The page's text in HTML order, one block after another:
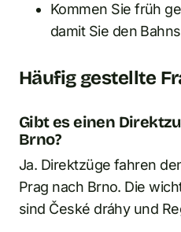
Kommen Sie früh
damit Sie den
Häufig gestellte
Gibt es einen
Brno?
Ja. Direktzüge fahren
Prag nach Brno. Die
sind České dráhy und